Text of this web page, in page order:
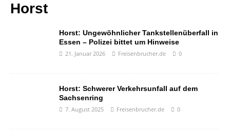
Horst
Horst: Ungewöhnlicher Tankstellenüberfall in
Essen – Polizei bittet um Hinweise
21. Januar 2026 Freisenbrucher.de 0
Horst: Schwerer Verkehrsunfall auf dem
Sachsenring
7. August 2025 Freisenbrucher.de 0